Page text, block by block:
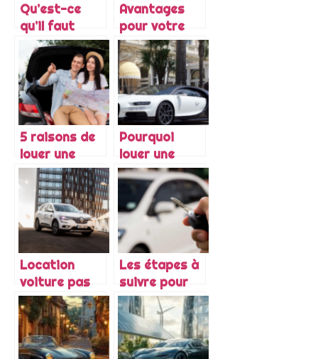
Qu’est-ce
qu’il faut
faire pour
trouver une
bonne voiture
?
Avantages
pour votre
entreprise
d’un véhicule
utilitaire
5 raisons de
louer une
voiture a La
Reunion
Pourquoi
louer une
voiture de
luxe ?
Location
voiture pas
cher : nos
astuces pour
choisir la
bonne voiture
Les étapes à
suivre pour
parfaire
l’achat de
son véhicule
d’occasion